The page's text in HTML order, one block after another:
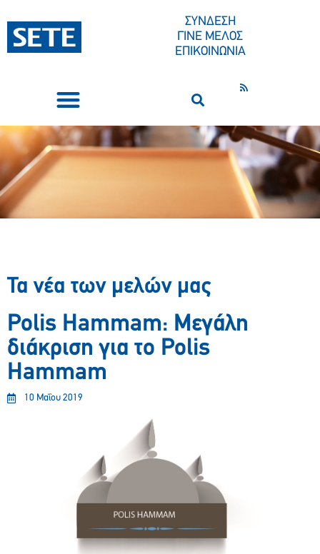
ΣΥΝΔΕΣΗ
ΓΙΝΕ ΜΕΛΟΣ
ΕΠΙΚΟΙΝΩΝΙΑ
Τα νέα των μελών μας
Polis Hammam: Μεγάλη
διάκριση για το Polis
Hammam
10 Μαΐου 2019